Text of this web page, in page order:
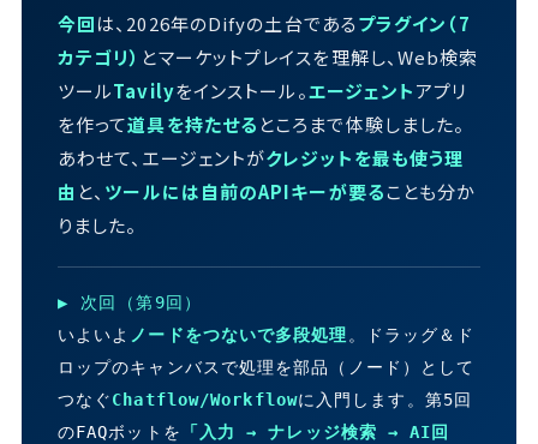
今回は、2026年のDifyの土台であるプラグイン（7
カテゴリ） とマーケットプレイスを理解し、Web検索
ツールTavilyをインストール。エージェントアプリ
を作って道具を持たせる ところまで体験しました。
あわせて、エージェントがクレジットを最も使う理
由 と、 ツールには自前のAPIキーが要ることも分か
りました。
▶ 次回（第9回）
いよいよ ノードをつないで多段処理 。ドラッグ＆ド
ロップのキャンバスで処理を部品（ノード）として
つなぐChatflow/Workflowに入門します。第5回
のFAQボットを
「入力 → ナレッジ検索 → AI回